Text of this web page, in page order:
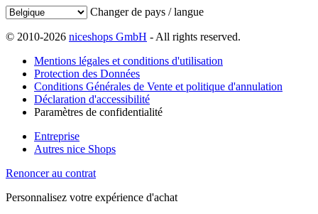
Changer de pays / langue
© 2010-2026 niceshops GmbH - All rights reserved.
Mentions légales et conditions d'utilisation
Protection des Données
Conditions Générales de Vente et politique d'annulation
Déclaration d'accessibilité
Paramètres de confidentialité
Entreprise
Autres nice Shops
Renoncer au contrat
Personnalisez votre expérience d'achat